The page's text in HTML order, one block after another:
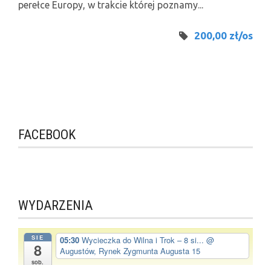
perełce Europy, w trakcie której poznamy...
200,00 zł/os
FACEBOOK
WYDARZENIA
SIE
8
sob.
05:30 Wycieczka do Wilna i Trok – 8 si... @
Augustów, Rynek Zygmunta Augusta 15